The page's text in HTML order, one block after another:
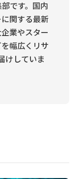
です。国内
関する最新
業やスター
幅広くリサ
けしていま